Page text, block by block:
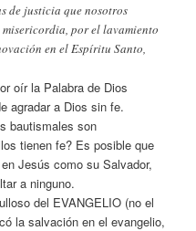
de justicia que nosotros
por el lavamiento
en el Espíritu Santo,
oír la Palabra de Dios
agradar a Dios sin fe.
bautismales son
tienen fe? Es posible que
Jesús como su Salvador,
a ninguno.
del EVANGELIO (no el
la salvación en el evangelio,